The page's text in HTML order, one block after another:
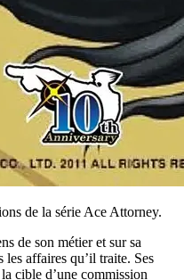
de la série Ace Attorney.
de son métier et sur sa
affaires qu’il traite. Ses
cible d’une commission